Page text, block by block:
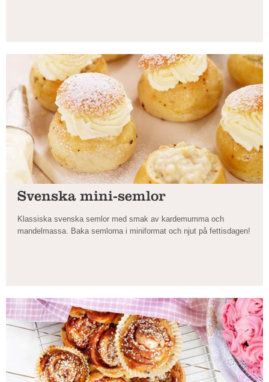
Svenska mini-semlor
Klassiska svenska semlor med smak av kardemumma och
mandelmassa. Baka semlorna i miniformat och njut på fettisdagen!